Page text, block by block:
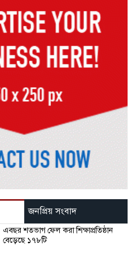
জনপ্রিয় সংবাদ
এবছর শতভাগ ফেল করা শিক্ষাপ্রতিষ্ঠান
বেড়েছে ১৭৮টি